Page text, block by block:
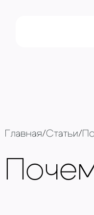
Главная/Статьи/